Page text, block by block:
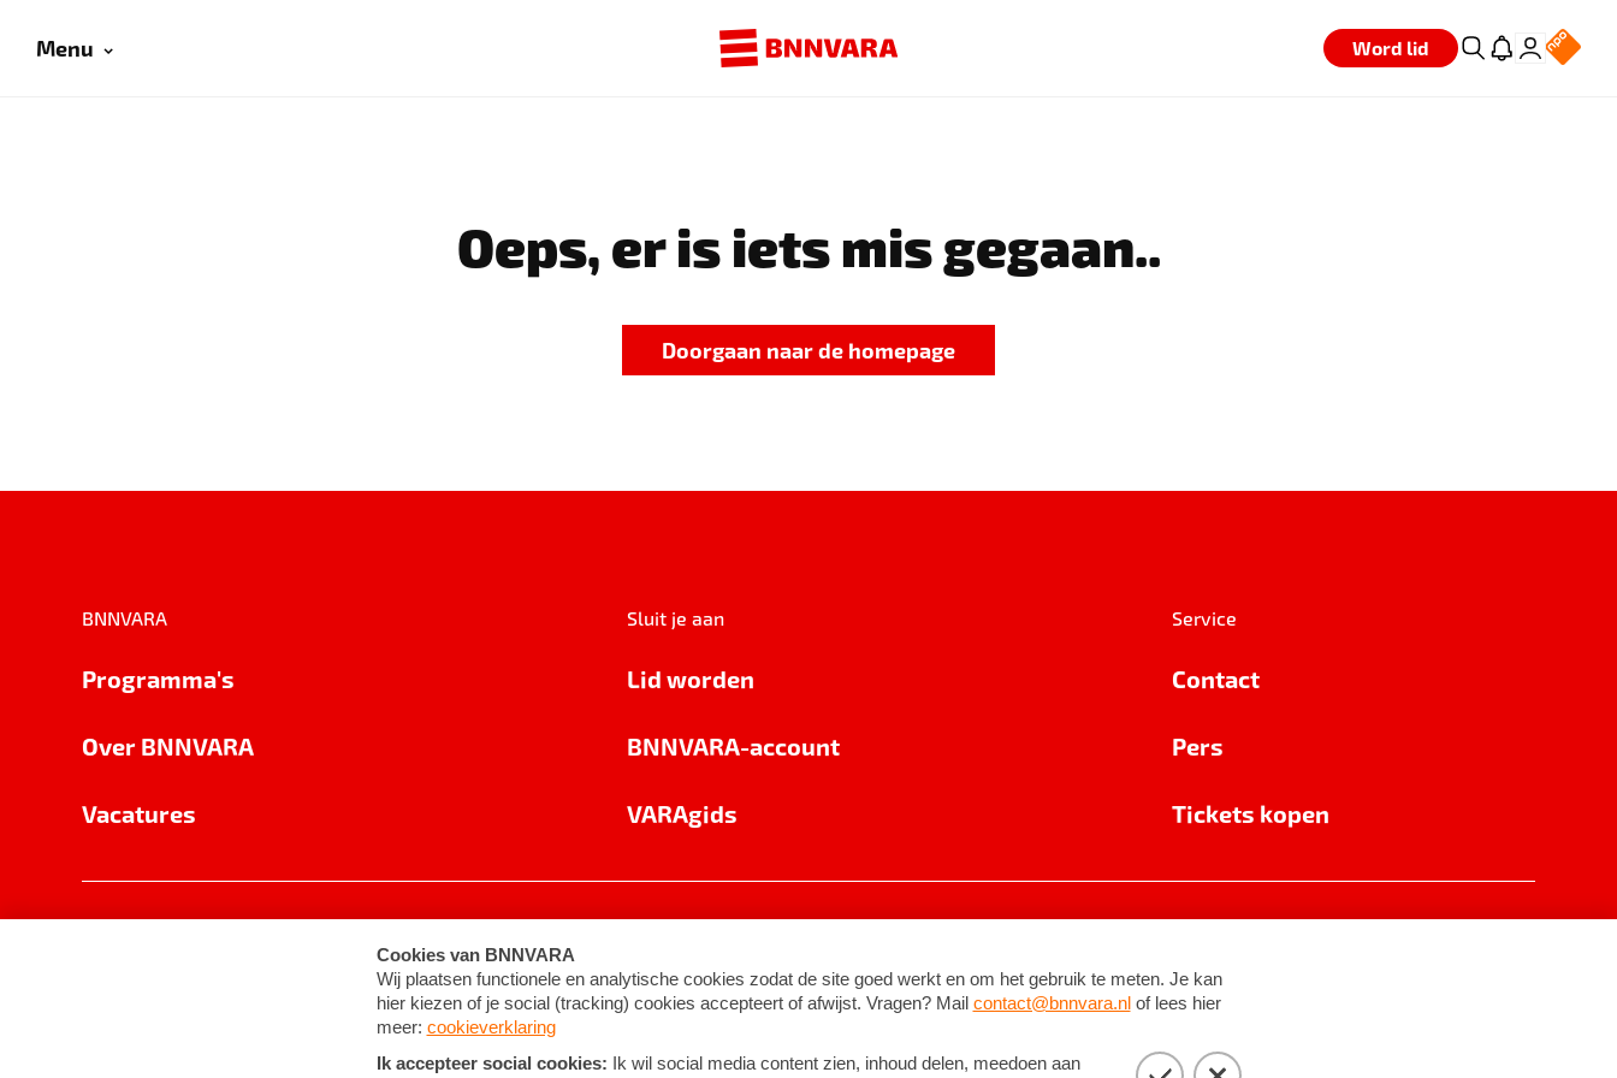
Menu Word lid
Oeps, er is iets mis gegaan..
Doorgaan naar de homepage
BNNVARA
Programma's
Over BNNVARA
Vacatures
Sluit je aan
Lid worden
BNNVARA-account
VARAgids
Service
Contact
Pers
Tickets kopen
Cookie-instellingen Algemene voorwaarden ©2026BNNVARA